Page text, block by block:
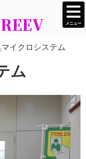
REEV メニュー
イクロシステム
ム